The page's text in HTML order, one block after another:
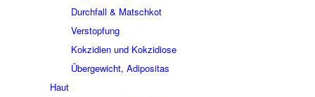
Durchfall & Matschkot
Verstopfung
Kokzidien und Kokzidiose
Übergewicht, Adipositas
Haut